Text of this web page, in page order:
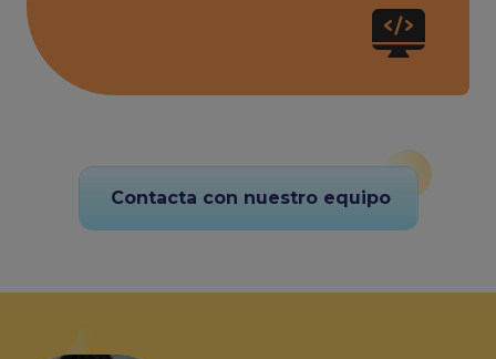
Contacta con nuestro equipo